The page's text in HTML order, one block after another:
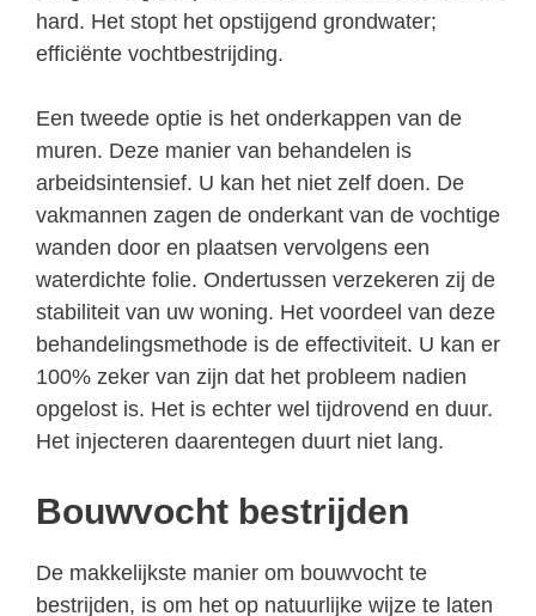
hard. Het stopt het opstijgend grondwater;
efficiënte vochtbestrijding.
Een tweede optie is het onderkappen van de
muren. Deze manier van behandelen is
arbeidsintensief. U kan het niet zelf doen. De
vakmannen zagen de onderkant van de vochtige
wanden door en plaatsen vervolgens een
waterdichte folie. Ondertussen verzekeren zij de
stabiliteit van uw woning. Het voordeel van deze
behandelingsmethode is de effectiviteit. U kan er
100% zeker van zijn dat het probleem nadien
opgelost is. Het is echter wel tijdrovend en duur.
Het injecteren daarentegen duurt niet lang.
Bouwvocht bestrijden
De makkelijkste manier om bouwvocht te
bestrijden, is om het op natuurlijke wijze te laten